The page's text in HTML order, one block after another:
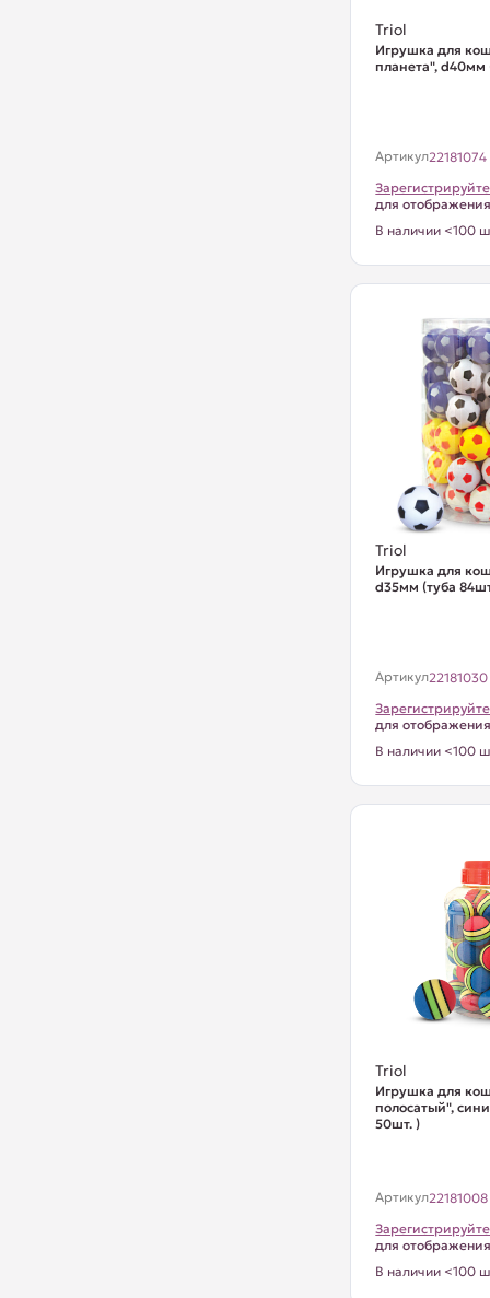
Triol
Игрушка для
планета", d40мм
Артикул22181074
для
В наличии <100
Triol
Игрушка для
d35мм (туба
Артикул22181030
для
В наличии <100
Triol
Игрушка для
полосатый",
50шт. )
Артикул22181008
для
В наличии <100